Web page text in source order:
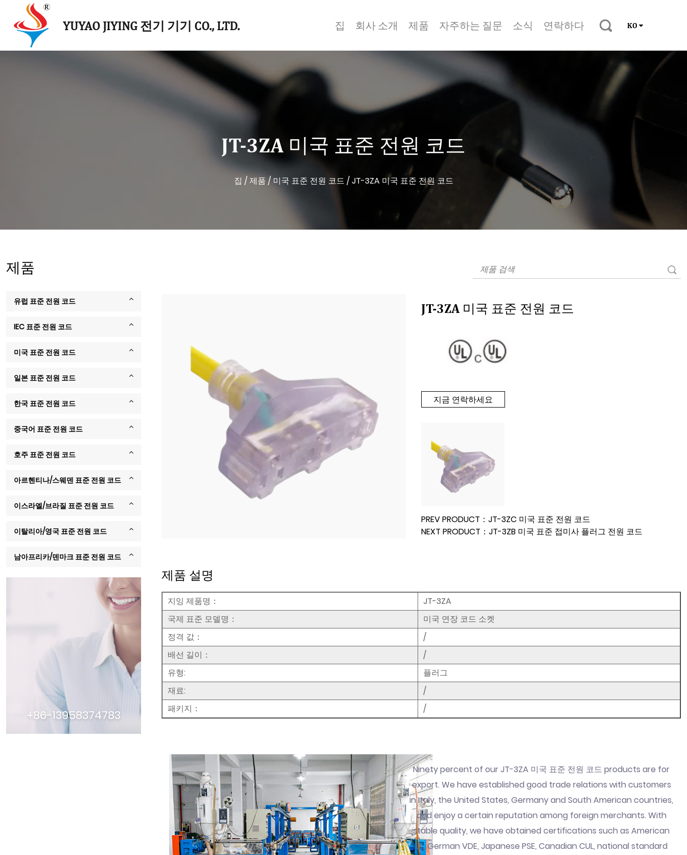
YUYAO JIYING 전기 기기 CO., LTD. 집 회사 소개 제품 자주하는 질문 소식 연락하다 KO
JT-3ZA 미국 표준 전원 코드
집 /제품/미국 표준 전원 코드 /JT-3ZA 미국 표준 전원 코드
제품
유럽 ​​표준 전원 코드
IEC 표준 전원 코드
미국 표준 전원 코드
일본 표준 전원 코드
한국 표준 전원 코드
중국어 표준 전원 코드
호주 표준 전원 코드
아르헨티나/스웨덴 표준 전원 코드
이스라엘/브라질 표준 전원 코드
이탈리아/영국 표준 전원 코드
남아프리카/덴마크 표준 전원 코드
+86-13958374783
JT-3ZA 미국 표준 전원 코드
지금 연락하세요
PREV PRODUCT：JT-3ZC 미국 표준 전원 코드
NEXT PRODUCT：JT-3ZB 미국 표준 접미사 플러그 전원 코드
제품 설명
지잉 제품명：
JT-3ZA
국제 표준 모델명：
미국 연장 코드 소켓
정격 값：
/
배선 길이：
/
유형:
플러그
재료:
/
패키지：
/
Ninety percent of our JT-3ZA 미국 표준 전원 코드 products are for
export. We have established good trade relations with customers
in Italy, the United States, Germany and South American countries,
and enjoy a certain reputation among foreign merchants. With
stable quality, we have obtained certifications such as American
UL, German VDE, Japanese PSE, Canadian CUL, national standard